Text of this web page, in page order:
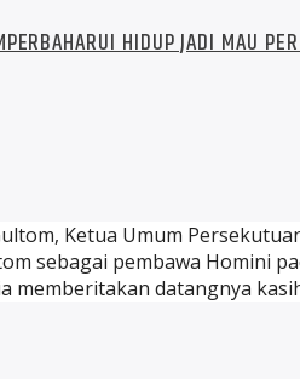
HIDUP JADI MAU
Ketua Umum
sebagai pembawa Homini
memberitakan datangnya